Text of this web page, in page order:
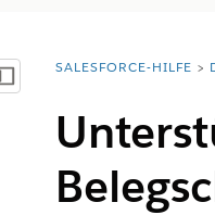
Inhalt anzeigenSie befinden sich
SALESFORCE-HILFE